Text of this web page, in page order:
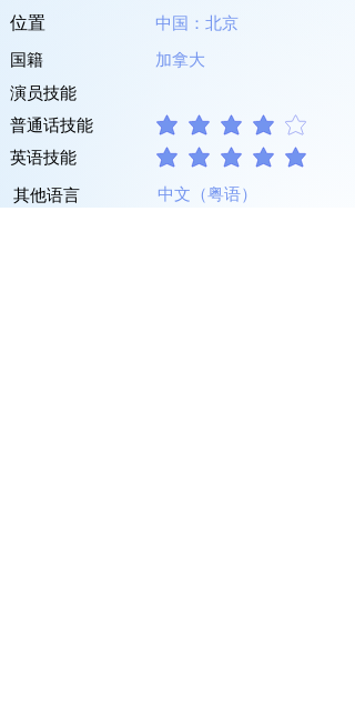
位置
中国：北京
国籍
加拿大
演员技能
普通话技能
平均評等為 4 ，滿分 5 分
英语技能 平均評等為 5 ，滿分 5 分
其他语言 中文（粤语）